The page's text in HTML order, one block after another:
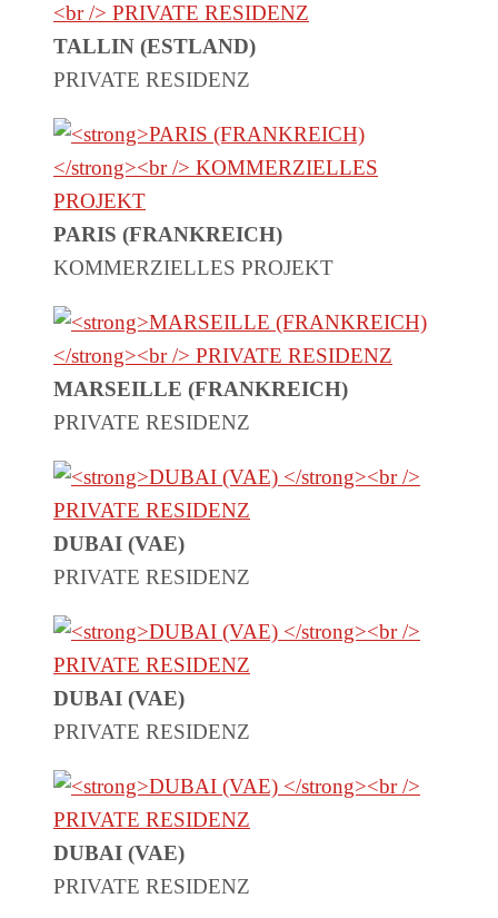
TALLIN (ESTLAND)
PRIVATE RESIDENZ
PARIS (FRANKREICH)
KOMMERZIELLES PROJEKT
MARSEILLE (FRANKREICH)
PRIVATE RESIDENZ
DUBAI (VAE)
PRIVATE RESIDENZ
DUBAI (VAE)
PRIVATE RESIDENZ
DUBAI (VAE)
PRIVATE RESIDENZ